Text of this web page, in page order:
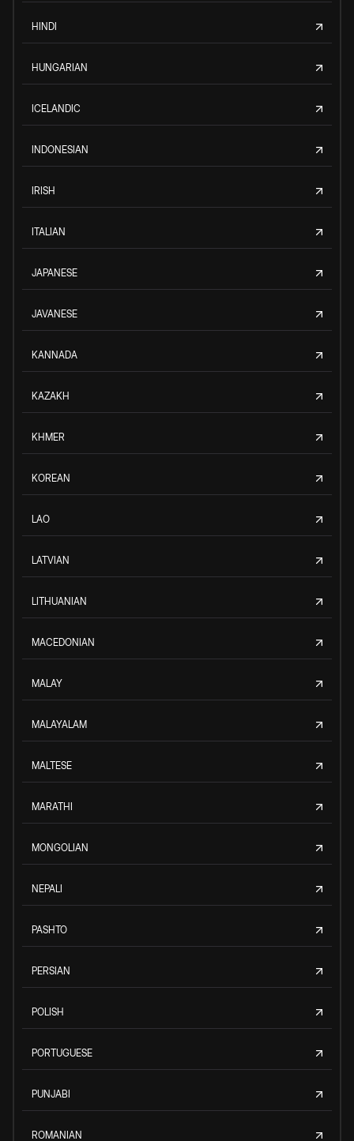
HINDI
HUNGARIAN
ICELANDIC
INDONESIAN
IRISH
ITALIAN
JAPANESE
JAVANESE
KANNADA
KAZAKH
KHMER
KOREAN
LAO
LATVIAN
LITHUANIAN
MACEDONIAN
MALAY
MALAYALAM
MALTESE
MARATHI
MONGOLIAN
NEPALI
PASHTO
PERSIAN
POLISH
PORTUGUESE
PUNJABI
ROMANIAN